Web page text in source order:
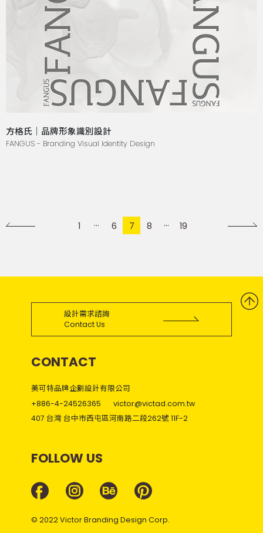
方格氏｜品牌形象識別設計
FANGUS - Branding Visual Identity Design
1 6 7 8 19
設計需求諮詢
Contact Us
CONTACT
美可特品牌企劃設計有限公司
+886-4-24526365
victor@victad.com.tw
407 台灣 台中市西屯區河南路二段262號 11F-2
FOLLOW US
© 2022 Victor Branding Design Corp.